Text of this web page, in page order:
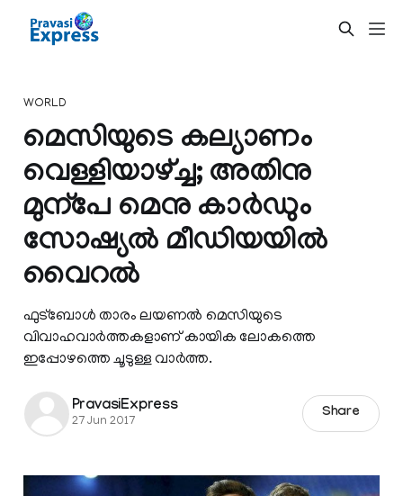
WORLD
മെസിയുടെ കല്യാണം
വെള്ളിയാഴ്ച്ച; അതിനു
മുന്പേ മെനു കാര്‍ഡും
സോഷ്യല്‍ മീഡിയയില്‍
വൈറല്‍
ഫുട്ബോള്‍ താരം ലയണല്‍ മെസിയുടെ
വിവാഹവാര്‍ത്തകളാണ് കായിക ലോകത്തെ
ഇപ്പോഴത്തെ ചൂടുള്ള വാര്‍ത്ത.
PravasiExpress
27 Jun 2017
Share